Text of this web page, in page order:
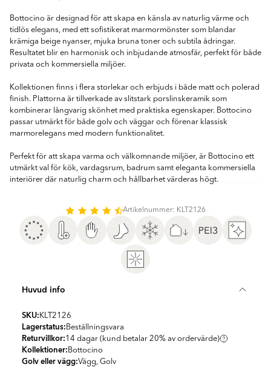
Räkna ut och köp
fr.49 SEK
Bottocino är designad för att skapa en känsla av naturlig värme och
tidlös elegans, med ett sofistikerat marmormönster som blandar
krämiga beige nyanser, mjuka bruna toner och subtila ådringar.
Resultatet blir en harmonisk och inbjudande atmosfär, perfekt för både
privata och kommersiella miljöer.
Kollektionen finns i flera storlekar och erbjuds i både matt och polerad
finish. Plattorna är tillverkade av slitstark porslinskeramik som
kombinerar långvarig skönhet med praktiska egenskaper. Bottocino
passar utmärkt för både golv och väggar och förenar klassisk
marmorelegans med modern funktionalitet.
Perfekt för att skapa varma och välkomnande miljöer, är Bottocino ett
utmärkt val för kök, vardagsrum, badrum samt eleganta kommersiella
interiörer där naturlig charm och hållbarhet värderas högt.
Artikelnummer: KLT2126
Huvud info
SKU: KLT2126
Lagerstatus: Beställningsvara
Returvillkor:14 dagar (kund betalar 20% av ordervärde)
Kollektioner: Bottocino
Golv eller vägg:Vägg, Golv